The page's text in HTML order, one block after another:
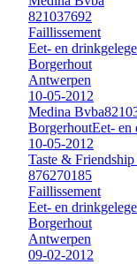
821037692
Faillissement
Eet- en
Borgerhout
Antwerpen
10-05-2012
Medina Bvba
BorgerhoutEet- en
10-05-2012
Taste &
876270185
Faillissement
Eet- en
Borgerhout
Antwerpen
09-02-2012